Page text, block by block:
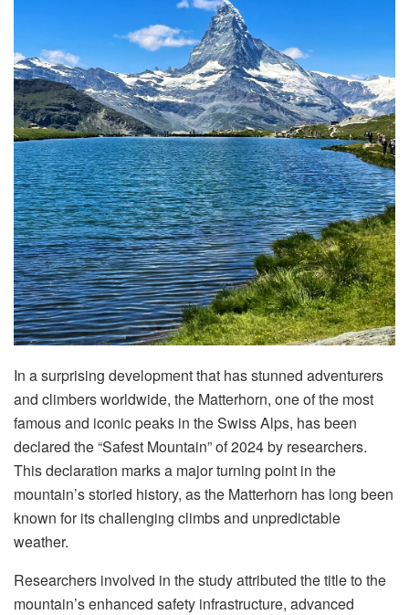
In a surprising development that has stunned adventurers
and climbers worldwide, the Matterhorn, one of the most
famous and iconic peaks in the Swiss Alps, has been
declared the “Safest Mountain” of 2024 by researchers.
This declaration marks a major turning point in the
mountain’s storied history, as the Matterhorn has long been
known for its challenging climbs and unpredictable
weather.
Researchers involved in the study attributed the title to the
mountain’s enhanced safety infrastructure, advanced